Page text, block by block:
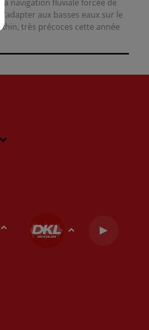
La navigation fluviale forcée de
s’adapter aux basses eaux sur le
Rhin, très précoces cette année